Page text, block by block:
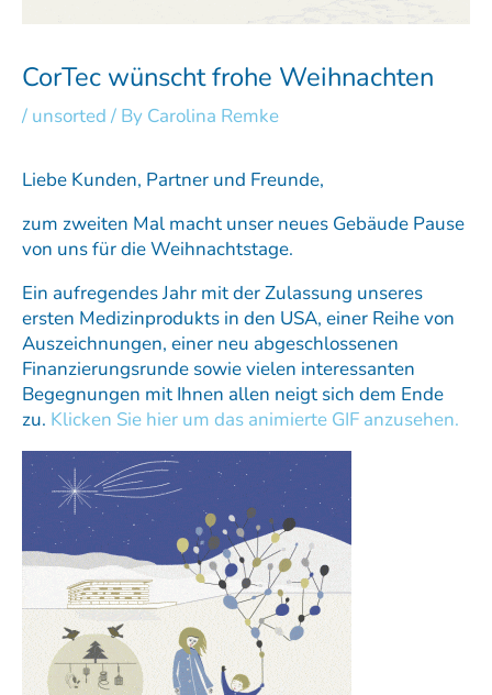
CorTec wünscht frohe Weihnachten
/ unsorted / By Carolina Remke
Liebe Kunden, Partner und Freunde,
zum zweiten Mal macht unser neues Gebäude Pause
von uns für die Weihnachtstage.
Ein aufregendes Jahr mit der Zulassung unseres
ersten Medizinprodukts in den USA, einer Reihe von
Auszeichnungen, einer neu abgeschlossenen
Finanzierungsrunde sowie vielen interessanten
Begegnungen mit Ihnen allen neigt sich dem Ende
zu. Klicken Sie hier um das animierte GIF anzusehen.